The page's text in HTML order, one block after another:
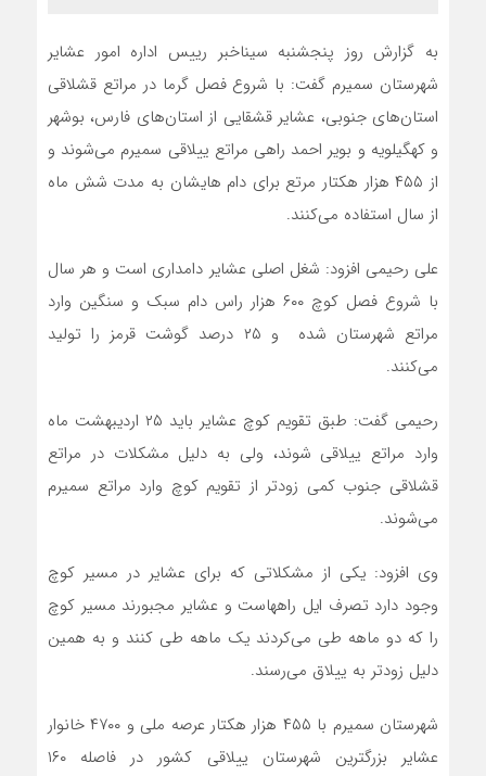
به گزارش روز پنجشنبه سیناخبر رییس اداره امور عشایر
شهرستان سمیرم گفت: با شروع فصل گرما در مراتع قشلاقی
استان‌های جنوبی، عشایر قشقایی از استان‌های فارس، بوشهر
و کهگیلویه و بویر احمد راهی مراتع ییلاقی سمیرم می‌شوند و
از ۴۵۵ هزار هکتار مرتع برای دام هایشان به مدت شش ماه
از سال استفاده می‌کنند.
علی رحیمی افزود: شغل اصلی عشایر دامداری است و هر سال
با شروع فصل کوچ ۶۰۰ هزار راس دام سبک و سنگین وارد
مراتع شهرستان شده و ۲۵ درصد گوشت قرمز را تولید
می‌کنند.
رحیمی گفت: طبق تقویم کوچ عشایر باید ۲۵ اردیبهشت ماه
وارد مراتع ییلاقی شوند، ولی به دلیل مشکلات در مراتع
قشلاقی جنوب کمی زودتر از تقویم کوچ وارد مراتع سمیرم
می‌شوند.
وی افزود: یکی از مشکلاتی که برای عشایر در مسیر کوچ
وجود دارد تصرف ایل راههاست و عشایر مجبورند مسیر کوچ
را که دو ماهه طی می‌کردند یک ماهه طی کنند و به همین
دلیل زودتر به ییلاق می‌رسند.
شهرستان سمیرم با ۴۵۵ هزار هکتار عرصه ملی و ۴۷۰۰ خانوار
عشایر بزرگترین شهرستان ییلاقی کشور در فاصله ۱۶۰